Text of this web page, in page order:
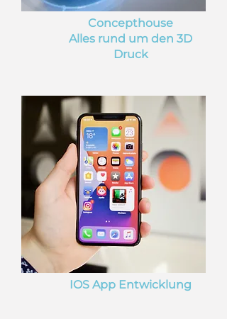
Concepthouse
Alles rund um den 3D
Druck
IOS App Entwicklung